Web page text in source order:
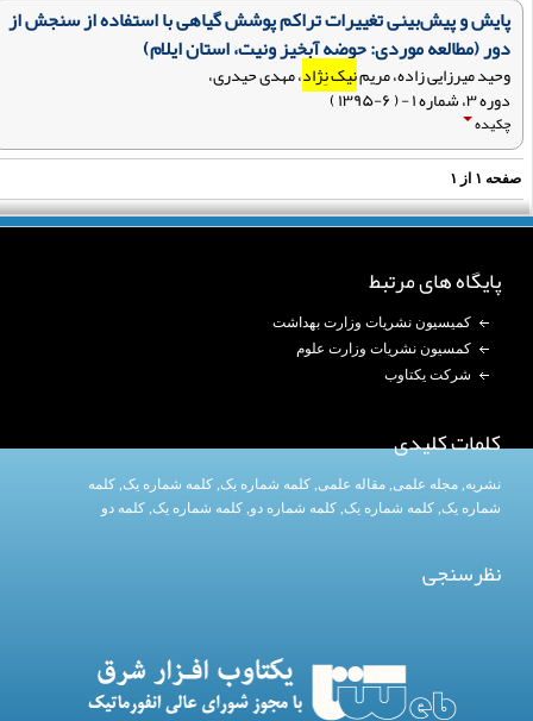
پایش و پیش‌بینی تغییرات تراکم پوشش گیاهی با استفاده از سنجش از
دور (مطالعه موردی: حوضه آبخیز ونیت، استان ایلام)
وحید میرزایی زاده، مریمنیک نِژاد، مهدی حیدری،
دوره ۳، شماره ۱ - ( ۶-۱۳۹۵ )
چکیده
۱از ۱
پایگاه های مرتبط
کمیسیون نشریات وزارت بهداشت
کمسیون نشریات وزارت علوم
شرکت یکتاوب
کلمات کلیدی
نشریه,مجله علمی,مقاله علمی,کلمه شماره یک, کلمه شماره یک,کلمه
شماره یک,کلمه شماره یک, کلمه شماره دو,کلمه شماره یک,کلمه دو
نظرسنجی